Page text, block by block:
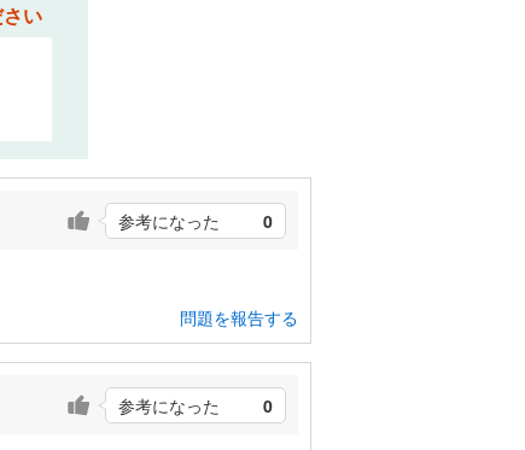
い
参考になった 0
問題を報告する
参考になった 0